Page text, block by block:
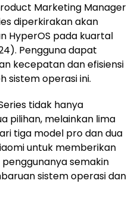
Marketing Manager
diperkirakan akan
HyperOS pada kuartal
Pengguna dapat
kecepatan dan efisiensi
sistem operasi ini.
tidak hanya
pilihan, melainkan lima
tiga model pro dan dua
untuk memberikan
semakin
sistem operasi dan